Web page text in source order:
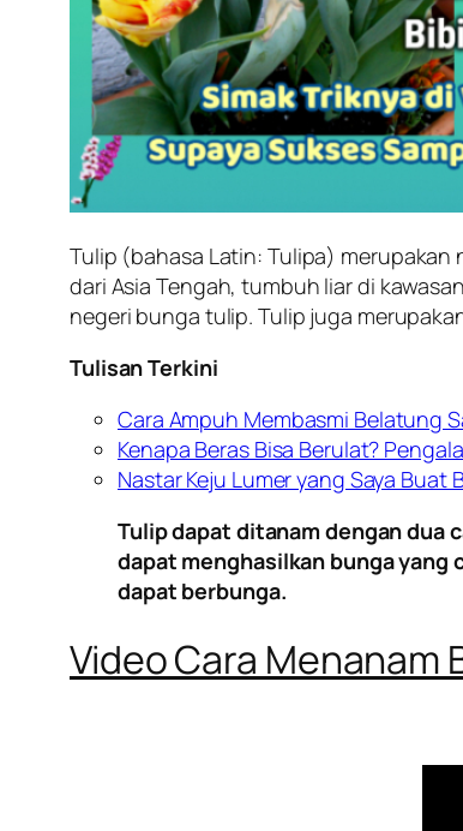
Tulip (bahasa Latin: Tulipa) merupakan
dari Asia Tengah, tumbuh liar di
negeri bunga tulip. Tulip juga
Tulisan Terkini
Cara Ampuh Membasmi Belatung
Kenapa Beras Bisa Berulat?
Nastar Keju Lumer yang Saya Buat
Tulip dapat ditanam dengan dua
dapat menghasilkan bunga yang
dapat berbunga.
Video Cara Menanam